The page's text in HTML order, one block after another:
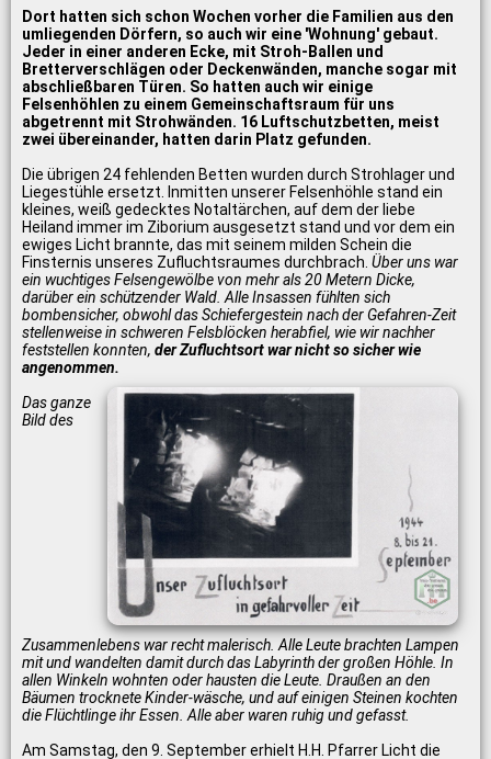
Dort hatten sich schon Wochen vorher die Familien aus den
umliegenden Dörfern, so auch wir eine 'Wohnung' gebaut.
Jeder in einer anderen Ecke, mit Stroh-Ballen und
Bretterverschlägen oder Deckenwänden, manche sogar mit
abschließbaren Türen. So hatten auch wir einige
Felsenhöhlen zu einem Gemeinschaftsraum für uns
abgetrennt mit Strohwänden. 16 Luftschutzbetten, meist
zwei übereinander, hatten darin Platz gefunden.
Die übrigen 24 fehlenden Betten wurden durch Strohlager und
Liegestühle ersetzt. Inmitten unserer Felsenhöhle stand ein
kleines, weiß gedecktes Notaltärchen, auf dem der liebe
Heiland immer im Ziborium ausgesetzt stand und vor dem ein
ewiges Licht brannte, das mit seinem milden Schein die
Finsternis unseres Zufluchtsraumes durchbrach. Über uns war
ein wuchtiges Felsengewölbe von mehr als 20 Metern Dicke,
darüber ein schützender Wald. Alle Insassen fühlten sich
bombensicher, obwohl das Schiefergestein nach der Gefahren-Zeit
stellenweise in schweren Felsblöcken herabfiel, wie wir nachher
feststellen konnten, der Zufluchtsort war nicht so sicher wie
angenommen.
Das ganze
Bild des
Zusammenlebens war recht malerisch. Alle Leute brachten Lampen
mit und wandelten damit durch das Labyrinth der großen Höhle. In
allen Winkeln wohnten oder hausten die Leute. Draußen an den
Bäumen trocknete Kinder-wäsche, und auf einigen Steinen kochten
die Flüchtlinge ihr Essen. Alle aber waren ruhig und gefasst.
Am Samstag, den 9. September erhielt H.H. Pfarrer Licht die